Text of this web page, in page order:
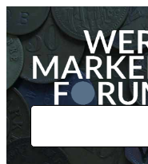
Zum
Inhalt
springen
u